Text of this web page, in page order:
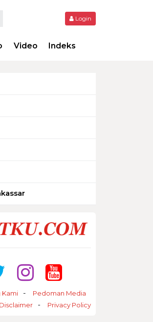
Login
Video Indeks
Kami
Pedoman Media
Disclaimer Privacy Policy